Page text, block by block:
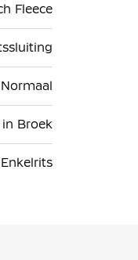
Fleece
Normaal
Broek